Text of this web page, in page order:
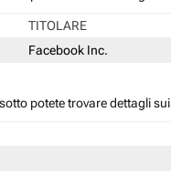
TITOLARE
Facebook Inc.
potete trovare dettagli